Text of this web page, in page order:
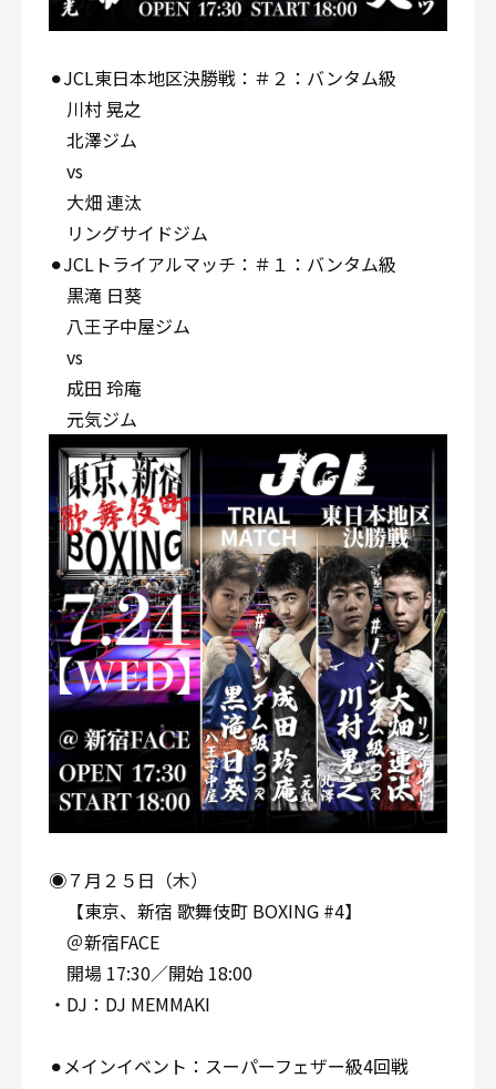
⚫︎JCL東日本地区決勝戦：＃２：バンタム級
川村 晃之
北澤ジム
vs
大畑 連汰
リングサイドジム
⚫︎JCLトライアルマッチ：＃１：バンタム級
黒滝 日葵
八王子中屋ジム
vs
成田 玲庵
元気ジム
◉７月２５日（木）
【東京、新宿 歌舞伎町 BOXING #4】
＠新宿FACE
開場 17:30／開始 18:00
・DJ：DJ MEMMAKI
⚫︎メインイベント：スーパーフェザー級4回戦